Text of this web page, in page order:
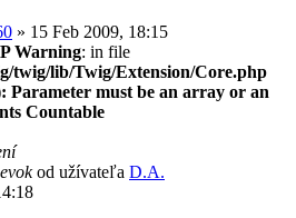
» 15 Feb 2009, 18:15
Warning: in file
twig/lib/Twig/Extension/Core.php
Parameter must be an array or an
Countable
od užívateľa D.A.